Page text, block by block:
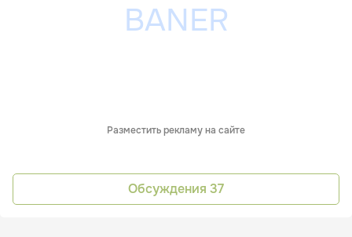
Разместить рекламу на сайте
Обсуждения 37